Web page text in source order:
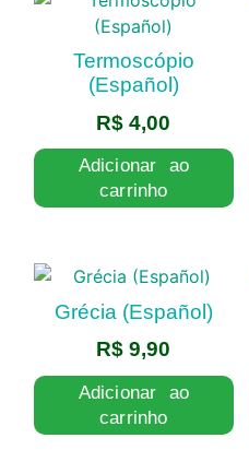
Termoscópio
(Español)
R$ 4,00
Adicionar ao
carrinho
Grécia (Español)
R$ 9,90
Adicionar ao
carrinho